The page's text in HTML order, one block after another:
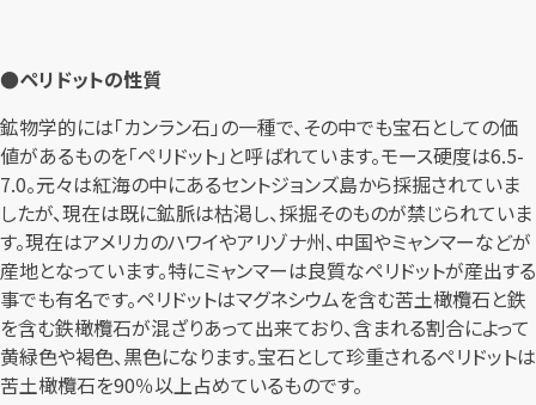
●ペリドットの性質
鉱物学的には「カンラン石」の一種で、その中でも宝石としての価
値があるものを「ペリドット」と呼ばれています。モース硬度は6.5-
7.0。元々は紅海の中にあるセントジョンズ島から採掘されていま
したが、現在は既に鉱脈は枯渇し、採掘そのものが禁じられていま
す。現在はアメリカのハワイやアリゾナ州、中国やミャンマーなどが
産地となっています。特にミャンマーは良質なペリドットが産出する
事でも有名です。ペリドットはマグネシウムを含む苦土橄欖石と鉄
を含む鉄橄欖石が混ざりあって出来ており、含まれる割合によって
黄緑色や褐色、黒色になります。宝石として珍重されるペリドットは
苦土橄欖石を90％以上占めているものです。